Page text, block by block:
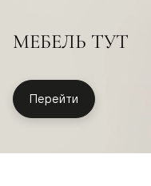
МЕБЕЛЬ ТУТ
Перейти